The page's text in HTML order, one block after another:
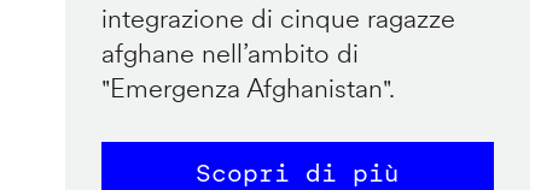
integrazione di cinque ragazze
afghane nell’ambito di
"Emergenza Afghanistan".
Scopri di più